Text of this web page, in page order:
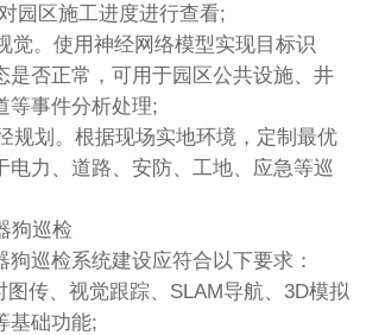
园区施工进度进行查看;
。使用神经网络模型实现目标识
是否正常，可用于园区公共设施、井
等事件分析处理;
划。根据现场实地环境，定制最优
电力、道路、安防、工地、应急等巡
狗巡检
巡检系统建设应符合以下要求：
传、视觉跟踪、SLAM导航、3D模拟
基础功能;